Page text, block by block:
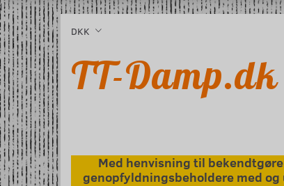
l
DKK
TT-Damp.dk
Med henvisning til
genopfyldningsbeholdere med